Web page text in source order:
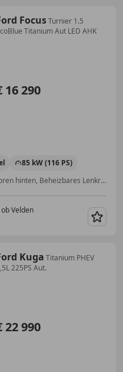
FocusTurnier 1.5
Titanium Aut LED AHK
16 290
85 kW (116 PS)
Anhängerkupplung, Einparkhilfe Sensoren hinten, Beheizbares Lenkrad, Getönte Scheiben, Lordosenstütze, Garantie, Einparkhilfe Sensoren vorne, Alufelgen
Velden
Kuga Titanium PHEV
225PS Aut.
22 990